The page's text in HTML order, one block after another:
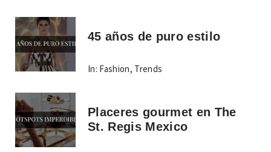
45 años de puro estilo
In: Fashion, Trends
Placeres gourmet en The
St. Regis Mexico